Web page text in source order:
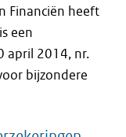
Financiën heeft
een
april 2014, nr.
bijzondere